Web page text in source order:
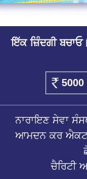
ਇੱਕ ਜ਼ਿੰਦਗੀ
ਨਾਰਾਇਣ ਸੇਵਾ
ਆਮਦਨ ਕਰ ਐਕਟ
ਚੈਰਿਟੀ